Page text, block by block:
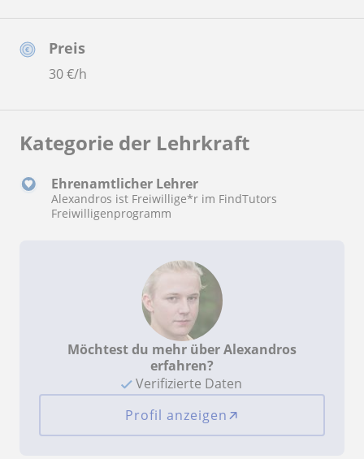
Preis
30€/h
Kategorie der Lehrkraft
Ehrenamtlicher Lehrer
Alexandros ist Freiwillige*r im FindTutors
Freiwilligenprogramm
Möchtest du mehr über Alexandros
erfahren?
Verifizierte Daten
Profil anzeigen